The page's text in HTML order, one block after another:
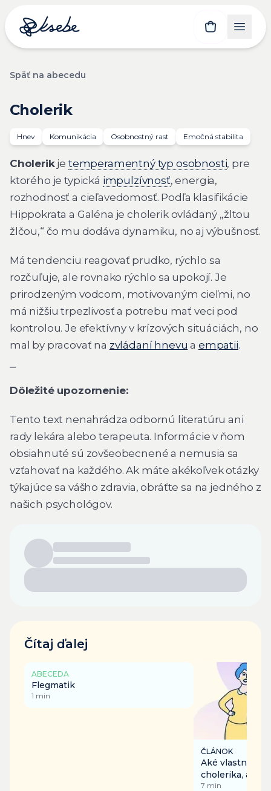
Späť na abecedu
Cholerik
Hnev Komunikácia Osobnostný rast Emočná stabilita
Cholerikje temperamentný typ osobnosti, pre
ktorého je typická impulzívnosť, energia,
rozhodnosť a cieľavedomosť. Podľa klasifikácie
Hippokrata a Galéna je cholerik ovládaný „žltou
žlčou,“ čo mu dodáva dynamiku, no aj výbušnosť.
Má tendenciu reagovať prudko, rýchlo sa
rozčuľuje, ale rovnako rýchlo sa upokojí. Je
prirodzeným vodcom, motivovaným cieľmi, no
má nižšiu trpezlivosť a potrebu mať veci pod
kontrolou. Je efektívny v krízových situáciách, no
mal by pracovať na zvládaní hnevu a empatii.
Dôležité upozornenie:
Tento text nenahrádza odbornú literatúru ani
rady lekára alebo terapeuta. Informácie v ňom
obsiahnuté sú zovšeobecnené a nemusia sa
vzťahovať na každého. Ak máte akékoľvek otázky
týkajúce sa vášho zdravia, obráťte sa na jedného z
našich psychológov.
Čítaj ďalej
ABECEDA
Flegmatik
1 min
ČLÁNOK
Aké vlastnosti
cholerika, a
7 min